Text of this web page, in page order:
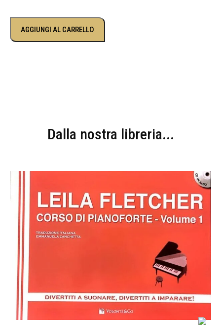
AGGIUNGI AL CARRELLO
Dalla nostra libreria...